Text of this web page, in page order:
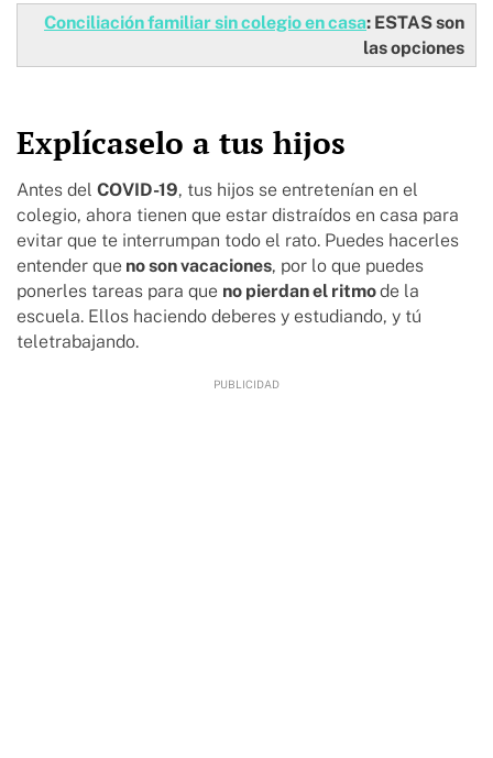
Conciliación familiar sin colegio en casa: ESTAS son
las opciones
Explícaselo a tus hijos
Antes del COVID-19, tus hijos se entretenían en el
colegio, ahora tienen que estar distraídos en casa para
evitar que te interrumpan todo el rato. Puedes hacerles
entender que no son vacaciones, por lo que puedes
ponerles tareas para que no pierdan el ritmode la
escuela. Ellos haciendo deberes y estudiando, y tú
teletrabajando.